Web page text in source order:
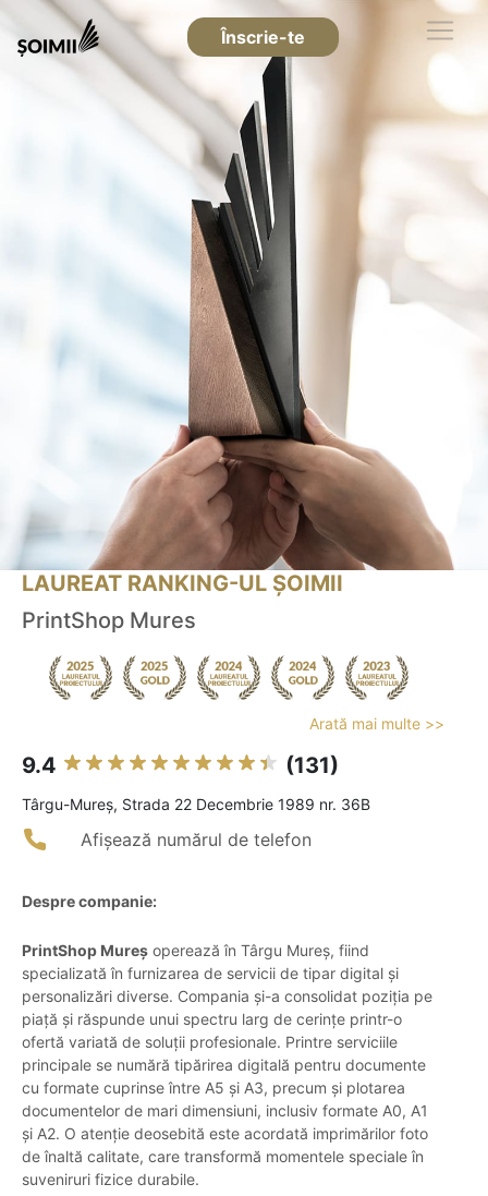
Înscrie-te
LAUREAT RANKING-UL ȘOIMII
PrintShop Mures
Arată mai multe >>
9.4 (131)
Târgu-Mureş, Strada 22 Decembrie 1989 nr. 36B
Afișează numărul de telefon
Despre companie:
PrintShop Mureș operează în Târgu Mureș, fiind
specializată în furnizarea de servicii de tipar digital și
personalizări diverse. Compania și-a consolidat poziția pe
piață și răspunde unui spectru larg de cerințe printr-o
ofertă variată de soluții profesionale. Printre serviciile
principale se numără tipărirea digitală pentru documente
cu formate cuprinse între A5 și A3, precum și plotarea
documentelor de mari dimensiuni, inclusiv formate A0, A1
și A2. O atenție deosebită este acordată imprimărilor foto
de înaltă calitate, care transformă momentele speciale în
suveniruri fizice durabile.